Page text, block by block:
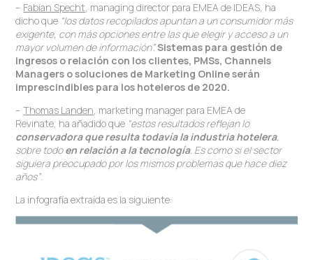
– Fabian Specht, managing director para EMEA de IDEAS, ha
dicho que “los datos recopilados apuntan a un consumidor más
exigente, con más opciones entre las que elegir y acceso a un
mayor volumen de información”.Sistemas para gestión de
ingresos o relación con los clientes, PMSs, Channels
Managers o soluciones de Marketing Online serán
imprescindibles para los hoteleros de 2020.
–Thomas Landen, marketing manager para EMEA de
Revinate, ha añadido que “estos resultados reflejan lo
conservadora que resulta todavía la industria hotelera,
sobre todoen relación a la tecnología. Es como si el sector
siguiera preocupado por los mismos problemas que hace diez
años”.
La infografía extraída es la siguiente: